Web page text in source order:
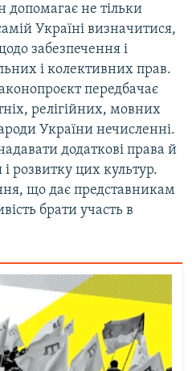
допомагає не тільки
Україні визначитися,
забезпечення і
і колективних прав.
передбачає
релігійних, мовних
України нечисленні.
додаткові права й
розвитку цих культур.
що дає представникам
брати участь в